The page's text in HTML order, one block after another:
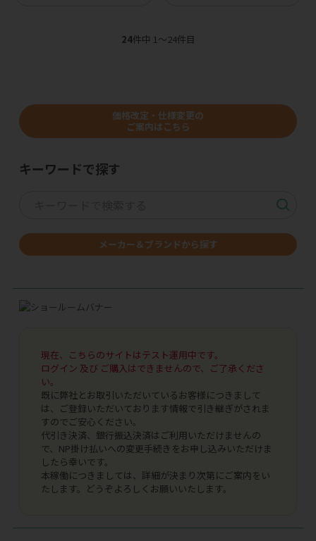
24件中 1〜24件目
価格改定・仕様変更の
ご案内はこちら
キーワードで探す
メーカー＆ブランドから探す
現在、こちらのサイトはテスト運用中です。
ログイン 及び ご購入はできませんので、ご了承くださ
い。
既に弊社とお取引いただいているお客様につきまして
は、ご登録いただいております情報で引き継ぎがされま
すのでご安心ください。
代引き決済、銀行振込決済はご利用いただけませんの
で、NP掛け払いへの変更手続きをお申し込みいただけま
したら幸いです。
本稼働につきましては、詳細が決まり次第にご案内をい
たします。どうぞよろしくお願いいたします。